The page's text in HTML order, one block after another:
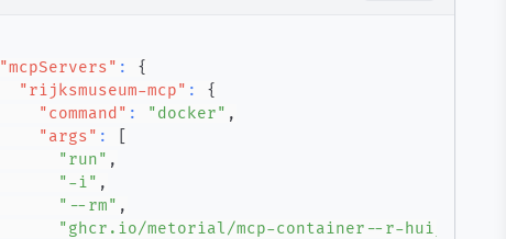
"mcpServers" :
{
"rijksmuseum-mcp" :
{
"command" : "docker" ,
"args" :
"run" ,
"-i" ,
"--rm" ,
"ghcr.io/metorial/mcp-container--r-huijts--